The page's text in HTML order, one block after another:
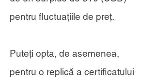
pentru fluctuațiile de preț.
Puteți opta, de asemenea,
pentru o replică a certificatului